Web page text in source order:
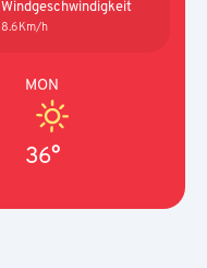
Windgeschwindigkeit
8.6Km/h
MON
36°